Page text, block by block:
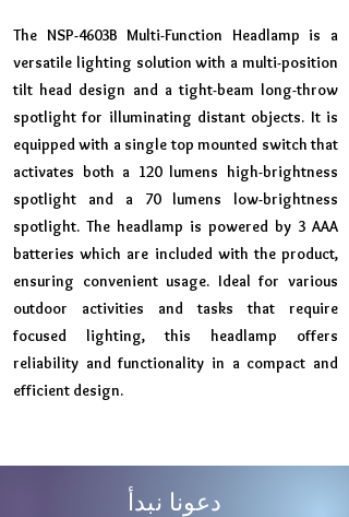
The NSP-4603B Multi-Function Headlamp is a
versatile lighting solution with a multi-position
tilt head design and a tight-beam long-throw
spotlight for illuminating distant objects. It is
equipped with a single top mounted switch that
activates both a 120 lumens high-brightness
spotlight and a 70 lumens low-brightness
spotlight. The headlamp is powered by 3 AAA
batteries which are included with the product,
ensuring convenient usage. Ideal for various
outdoor activities and tasks that require
focused lighting, this headlamp offers
reliability and functionality in a compact and
efficient design.
دعونا نبدأ